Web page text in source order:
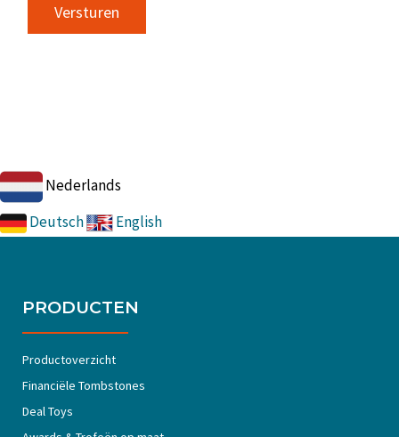
Versturen
Nederlands
Deutsch
English
PRODUCTEN
Productoverzicht
Financiële Tombstones
Deal Toys